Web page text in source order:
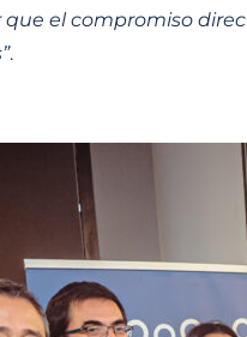
el compromiso
.